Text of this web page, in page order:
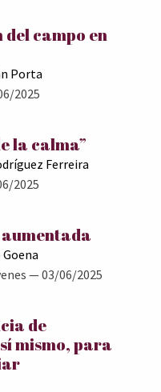
campo en
Porta
2025
la calma”
Ferreira
2025
— 03/06/2025
de
mismo, para